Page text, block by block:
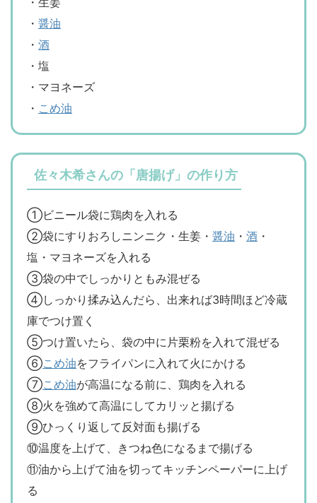
・ 醤油
・ 酒
・塩
・マヨネーズ
・ こめ油
佐々木希さんの「唐揚げ」の作り方
①ビニール袋に鶏肉を入れる
②袋にすりおろしニンニク・生姜・ 醤油 ・ 酒 ・
塩・マヨネーズを入れる
③袋の中でしっかりともみ混ぜる
④しっかり揉み込んだら、出来れば3時間ほど冷蔵
庫でつけ置く
⑤つけ置いたら、袋の中に片栗粉を入れて混ぜる
⑥こめ油をフライパンに入れて火にかける
⑦こめ油が高温になる前に、鶏肉を入れる
⑧火を強めて高温にしてカリッと揚げる
⑨ひっくり返して反対面も揚げる
⑩温度を上げて、きつね色になるまで揚げる
⑪油から上げて油を切ってキッチンペーパーに上げ
る